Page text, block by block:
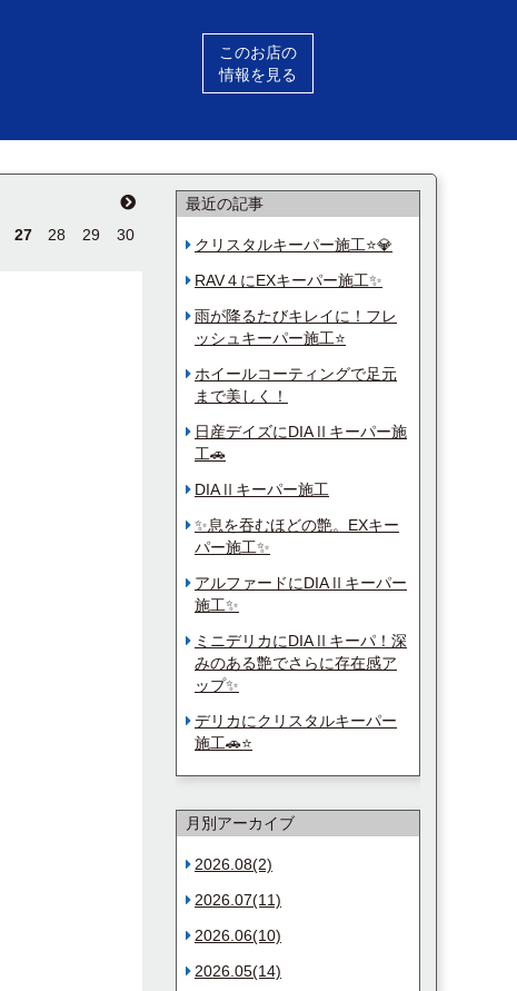
このお店の
情報を見る
27 28 29 30
最近の記事
クリスタルキーパー施工⭐💎
RAV４にEXキーパー施工✨
雨が降るたびキレイに！フレ
ッシュキーパー施工⭐
ホイールコーティングで足元
まで美しく！
日産デイズにDIAⅡキーパー施
工🚗
DIAⅡキーパー施工
✨息を吞むほどの艶。EXキー
パー施工✨
アルファードにDIAⅡキーパー
施工✨
ミニデリカにDIAⅡキーパ！深
みのある艶でさらに存在感ア
ップ✨
デリカにクリスタルキーパー
施工🚗⭐
月別アーカイブ
2026.08(2)
2026.07(11)
2026.06(10)
2026.05(14)